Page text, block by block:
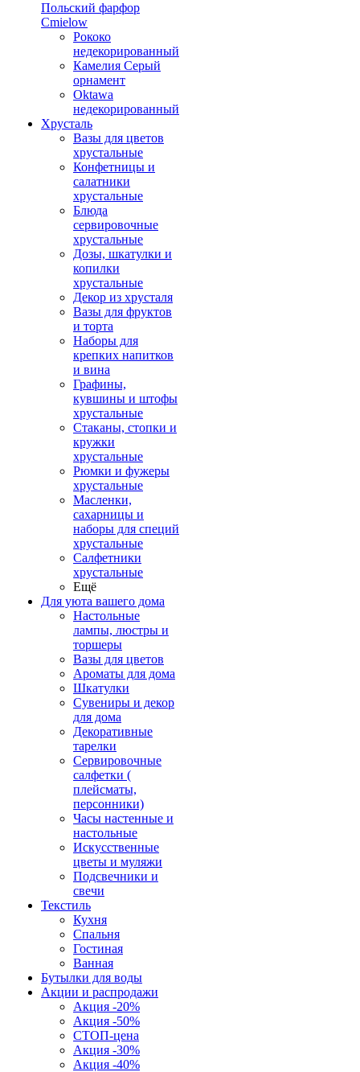
Польский фарфор
Сmielow
Рококо
недекорированный
Камелия Серый
орнамент
Oktawa
недекорированный
Хрусталь
Вазы для цветов
хрустальные
Конфетницы и
салатники
хрустальные
Блюда
сервировочные
хрустальные
Дозы, шкатулки и
копилки
хрустальные
Декор из хрусталя
Вазы для фруктов
и торта
Наборы для
крепких напитков
и вина
Графины,
кувшины и штофы
хрустальные
Стаканы, стопки и
кружки
хрустальные
Рюмки и фужеры
хрустальные
Масленки,
сахарницы и
наборы для специй
хрустальные
Салфетники
хрустальные
Ещё
Для уюта вашего дома
Настольные
лампы, люстры и
торшеры
Вазы для цветов
Ароматы для дома
Шкатулки
Сувениры и декор
для дома
Декоративные
тарелки
Сервировочные
салфетки (
плейсматы,
персонники)
Часы настенные и
настольные
Искусственные
цветы и муляжи
Подсвечники и
свечи
Текстиль
Кухня
Спальня
Гостиная
Ванная
Бутылки для воды
Акции и распродажи
Акция -20%
Акция -50%
СТОП-цена
Акция -30%
Акция -40%